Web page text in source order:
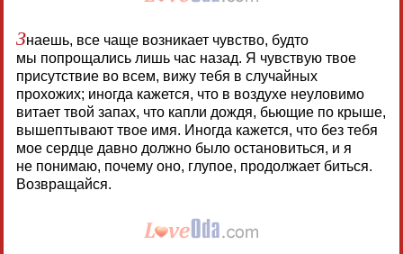
Знаешь, все чаще возникает чувство, будто
мы попрощались лишь час назад. Я чувствую твое
присутствие во всем, вижу тебя в случайных
прохожих; иногда кажется, что в воздухе неуловимо
витает твой запах, что капли дождя, бьющие по крыше,
вышептывают твое имя. Иногда кажется, что без тебя
мое сердце давно должно было остановиться, и я
не понимаю, почему оно, глупое, продолжает биться.
Возвращайся.